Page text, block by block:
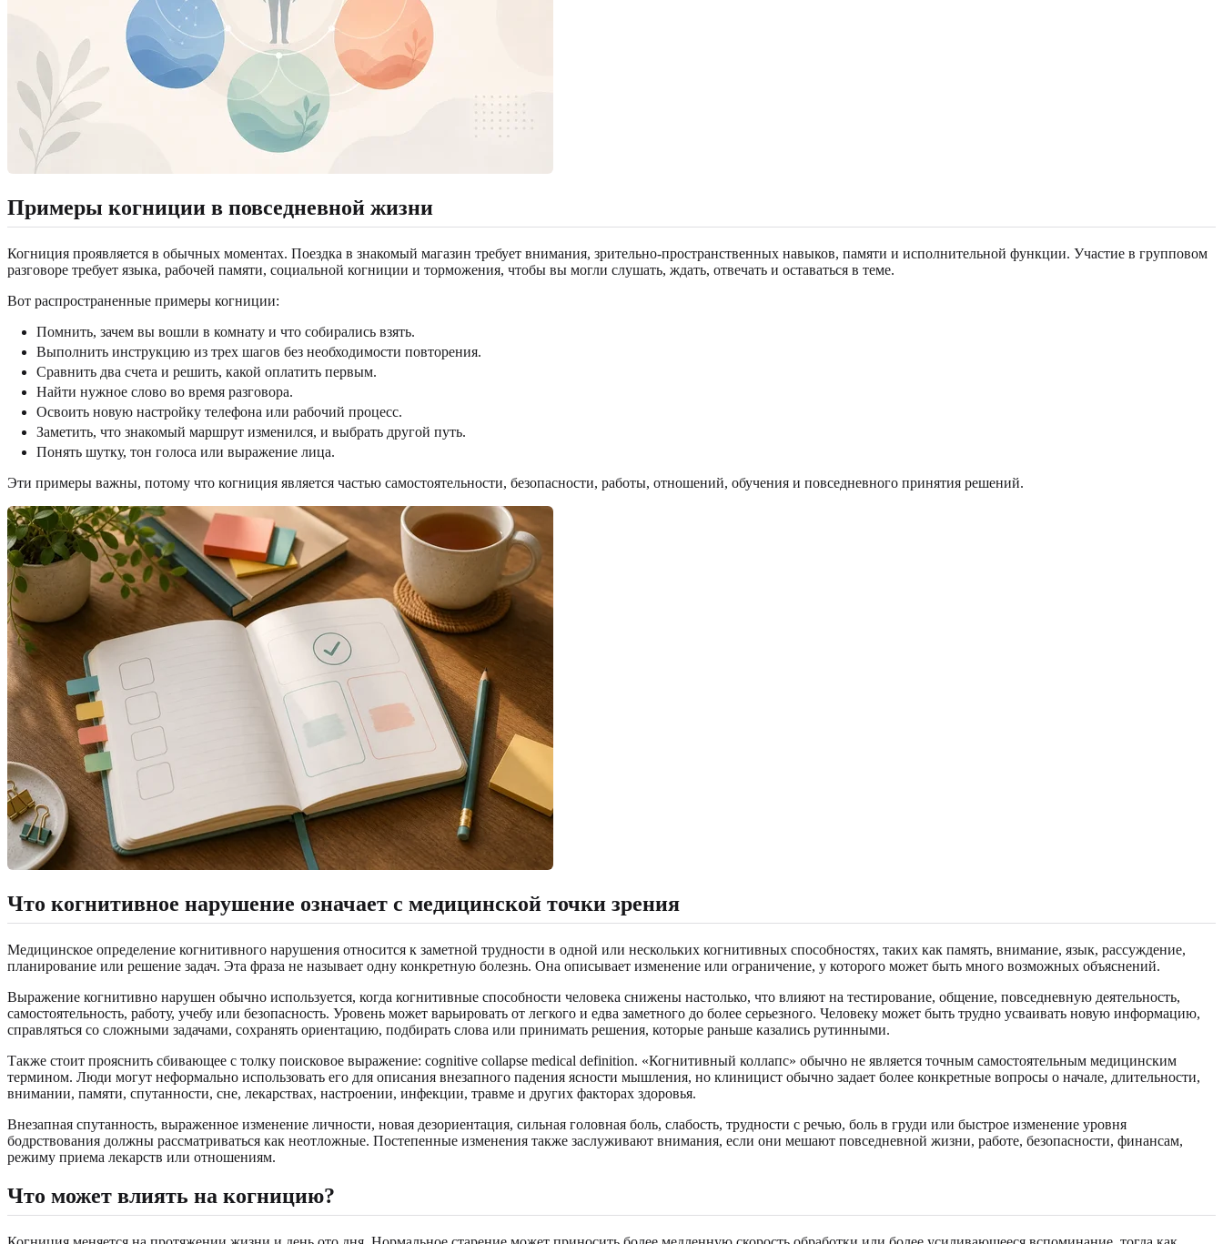
Примеры когниции в повседневной жизни
Когниция проявляется в обычных моментах. Поездка в знакомый магазин требует внимания, зрительно-пространственных навыков, памяти и исполнительной функции. Участие в групповом
разговоре требует языка, рабочей памяти, социальной когниции и торможения, чтобы вы могли слушать, ждать, отвечать и оставаться в теме.
Вот распространенные примеры когниции:
Помнить, зачем вы вошли в комнату и что собирались взять.
Выполнить инструкцию из трех шагов без необходимости повторения.
Сравнить два счета и решить, какой оплатить первым.
Найти нужное слово во время разговора.
Освоить новую настройку телефона или рабочий процесс.
Заметить, что знакомый маршрут изменился, и выбрать другой путь.
Понять шутку, тон голоса или выражение лица.
Эти примеры важны, потому что когниция является частью самостоятельности, безопасности, работы, отношений, обучения и повседневного принятия решений.
Что когнитивное нарушение означает с медицинской точки зрения
Медицинское определение когнитивного нарушения относится к заметной трудности в одной или нескольких когнитивных способностях, таких как память, внимание, язык, рассуждение,
планирование или решение задач. Эта фраза не называет одну конкретную болезнь. Она описывает изменение или ограничение, у которого может быть много возможных объяснений.
Выражение когнитивно нарушен обычно используется, когда когнитивные способности человека снижены настолько, что влияют на тестирование, общение, повседневную деятельность,
самостоятельность, работу, учебу или безопасность. Уровень может варьировать от легкого и едва заметного до более серьезного. Человеку может быть трудно усваивать новую информацию,
справляться со сложными задачами, сохранять ориентацию, подбирать слова или принимать решения, которые раньше казались рутинными.
Также стоит прояснить сбивающее с толку поисковое выражение: cognitive collapse medical definition. «Когнитивный коллапс» обычно не является точным самостоятельным медицинским
термином. Люди могут неформально использовать его для описания внезапного падения ясности мышления, но клиницист обычно задает более конкретные вопросы о начале, длительности,
внимании, памяти, спутанности, сне, лекарствах, настроении, инфекции, травме и других факторах здоровья.
Внезапная спутанность, выраженное изменение личности, новая дезориентация, сильная головная боль, слабость, трудности с речью, боль в груди или быстрое изменение уровня
бодрствования должны рассматриваться как неотложные. Постепенные изменения также заслуживают внимания, если они мешают повседневной жизни, работе, безопасности, финансам,
режиму приема лекарств или отношениям.
Что может влиять на когницию?